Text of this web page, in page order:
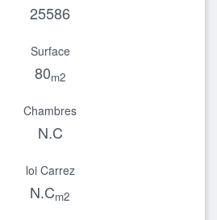
25586
Surface
80m2
Chambres
N.C
loi Carrez
N.Cm2